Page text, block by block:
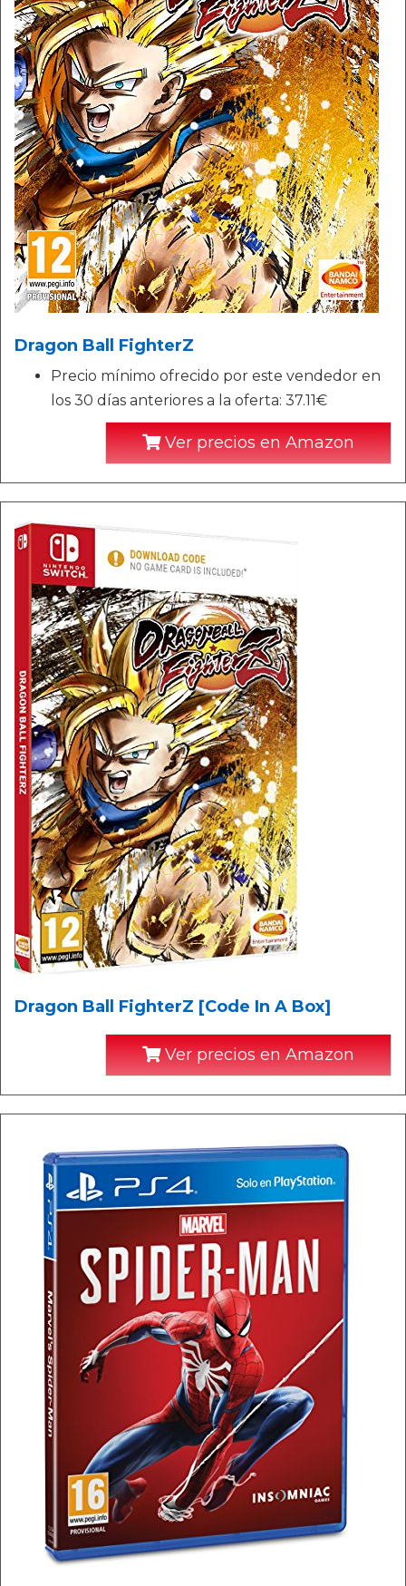
Dragon Ball FighterZ
Precio mínimo ofrecido por este vendedor en
los 30 días anteriores a la oferta: 37.11€
Ver precios en Amazon
Dragon Ball FighterZ [Code In A Box]
Ver precios en Amazon